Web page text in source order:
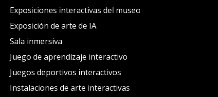
Exposiciones interactivas del museo
Exposición de arte de IA
Sala inmersiva
Juego de aprendizaje interactivo
Juegos deportivos interactivos
Instalaciones de arte interactivas